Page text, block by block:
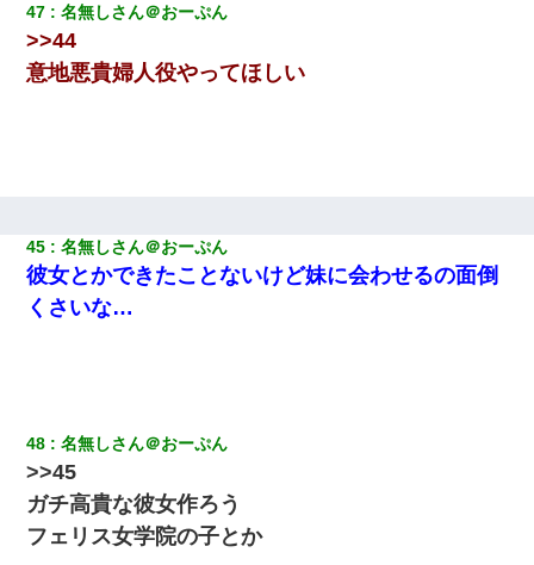
47 名無しさん＠おーぷん
>>44
意地悪貴婦人役やってほしい
45 名無しさん＠おーぷん
彼女とかできたことないけど妹に会わせるの面倒
くさいな…
48 名無しさん＠おーぷん
>>45
ガチ高貴な彼女作ろう
フェリス女学院の子とか